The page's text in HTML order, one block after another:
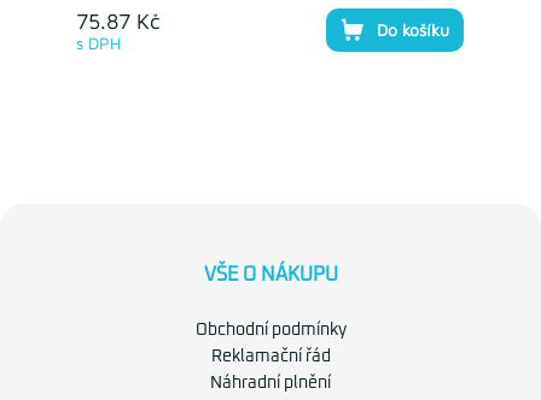
75.87 Kč
s DPH
Do košíku
VŠE O NÁKUPU
Obchodní podmínky
Reklamační řád
Náhradní plnění